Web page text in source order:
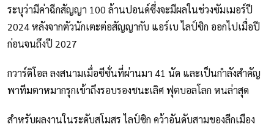
ระบุว่ามีค่าฉีกสัญญา 100 ล้านปอนด์ซึ่งจะมีผลในช่วงซัมเมอร์ปี
2024 หลังจากตัวนักเตะต่อสัญญากับ แอร์เบ ไลป์ซิก ออกไปเมื่อปี
ก่อนจนถึงปี 2027
กวาร์ดิโอล ลงสนามเมื่อซีซั่นที่ผ่านมา 41 นัด และเป็นกำลังสำคัญ
พาทีมตาหมากรุกเข้าถึงรอบรองชนะเลิศ ฟุตบอลโลก หนล่าสุด
สำหรับผลงานในระดับสโมสร ไลป์ซิก คว้าอันดับสามของลีกเมือง